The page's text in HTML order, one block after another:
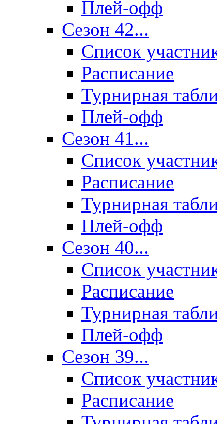
Плей-офф
Сезон 42...
Список
Расписание
Турнирная
Плей-офф
Сезон 41...
Список
Расписание
Турнирная
Плей-офф
Сезон 40...
Список
Расписание
Турнирная
Плей-офф
Сезон 39...
Список
Расписание